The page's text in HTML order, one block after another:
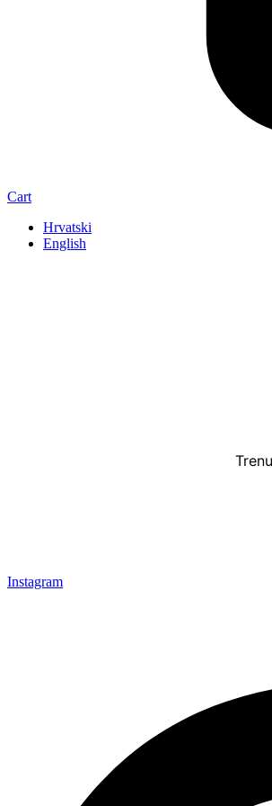
Cart
Hrvatski
English
Instagram